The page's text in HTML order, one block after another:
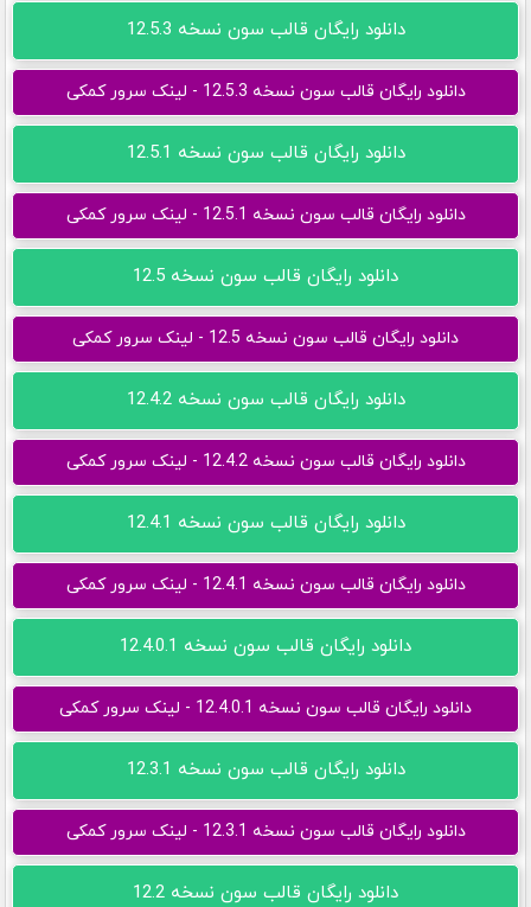
دانلود رایگان قالب سون نسخه 12.5.3
دانلود رایگان قالب سون نسخه 12.5.3 - لینک سرور کمکی
دانلود رایگان قالب سون نسخه 12.5.1
دانلود رایگان قالب سون نسخه 12.5.1 - لینک سرور کمکی
دانلود رایگان قالب سون نسخه 12.5
دانلود رایگان قالب سون نسخه 12.5 - لینک سرور کمکی
دانلود رایگان قالب سون نسخه 12.4.2
دانلود رایگان قالب سون نسخه 12.4.2 - لینک سرور کمکی
دانلود رایگان قالب سون نسخه 12.4.1
دانلود رایگان قالب سون نسخه 12.4.1 - لینک سرور کمکی
دانلود رایگان قالب سون نسخه 12.4.0.1
دانلود رایگان قالب سون نسخه 12.4.0.1 - لینک سرور کمکی
دانلود رایگان قالب سون نسخه 12.3.1
دانلود رایگان قالب سون نسخه 12.3.1 - لینک سرور کمکی
دانلود رایگان قالب سون نسخه 12.2